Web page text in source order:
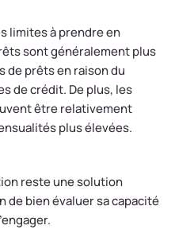
limites à prendre en
sont généralement plus
de prêts en raison du
de crédit. De plus, les
être relativement
plus élevées.
reste une solution
de bien évaluer sa capacité